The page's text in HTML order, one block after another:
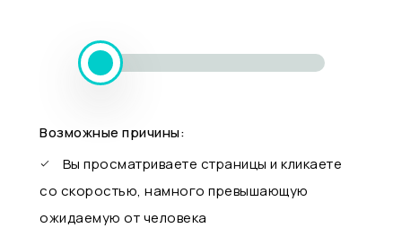
Возможные причины:
Вы просматриваете страницы и кликаете
со скоростью, намного превышающую
ожидаемую от человека